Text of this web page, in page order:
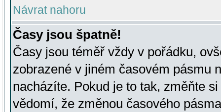
Návrat nahoru
Časy jsou špatně!
Časy jsou téměř vždy v pořádku,
zobrazené v jiném časovém pásmu
nacházíte. Pokud je to tak, změňte
vědomí, že změnou časového